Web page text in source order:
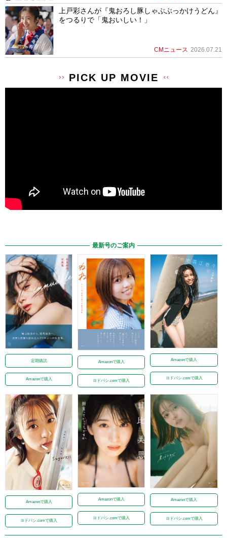
上戸彩さんが『鬼おろし豚しゃぶぶっかけうどん』
をつるりで「鬼おいしい！」
CMニュース 2026.07.21
PICK UP MOVIE
最新号のご案内
定期購読
Amazonで購入
Amazonで購入
ヨドバシ.comで購入
Amazonで購入
ヨドバシ.comで購入
Amazonで購入
ヨドバシ.comで購入
Amazonで購入
ヨドバシ.comで購入
Amazonで購入
ヨドバシ.comで購入